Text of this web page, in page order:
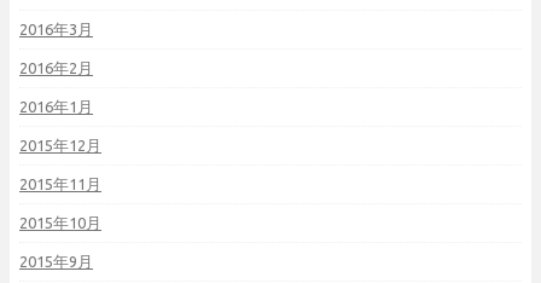
2016年3月
2016年2月
2016年1月
2015年12月
2015年11月
2015年10月
2015年9月